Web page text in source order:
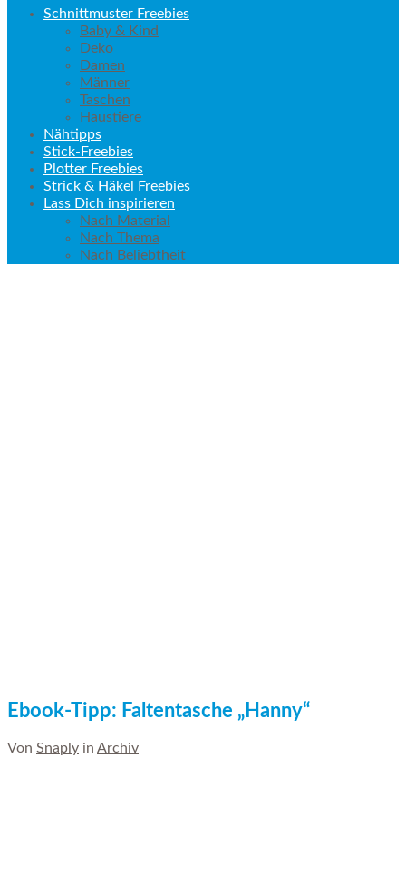
Schnittmuster Freebies
Baby & Kind
Deko
Damen
Männer
Taschen
Haustiere
Nähtipps
Stick-Freebies
Plotter Freebies
Strick & Häkel Freebies
Lass Dich inspirieren
Nach Material
Nach Thema
Nach Beliebtheit
Ebook-Tipp: Faltentasche „Hanny“
Von Snaply in Archiv